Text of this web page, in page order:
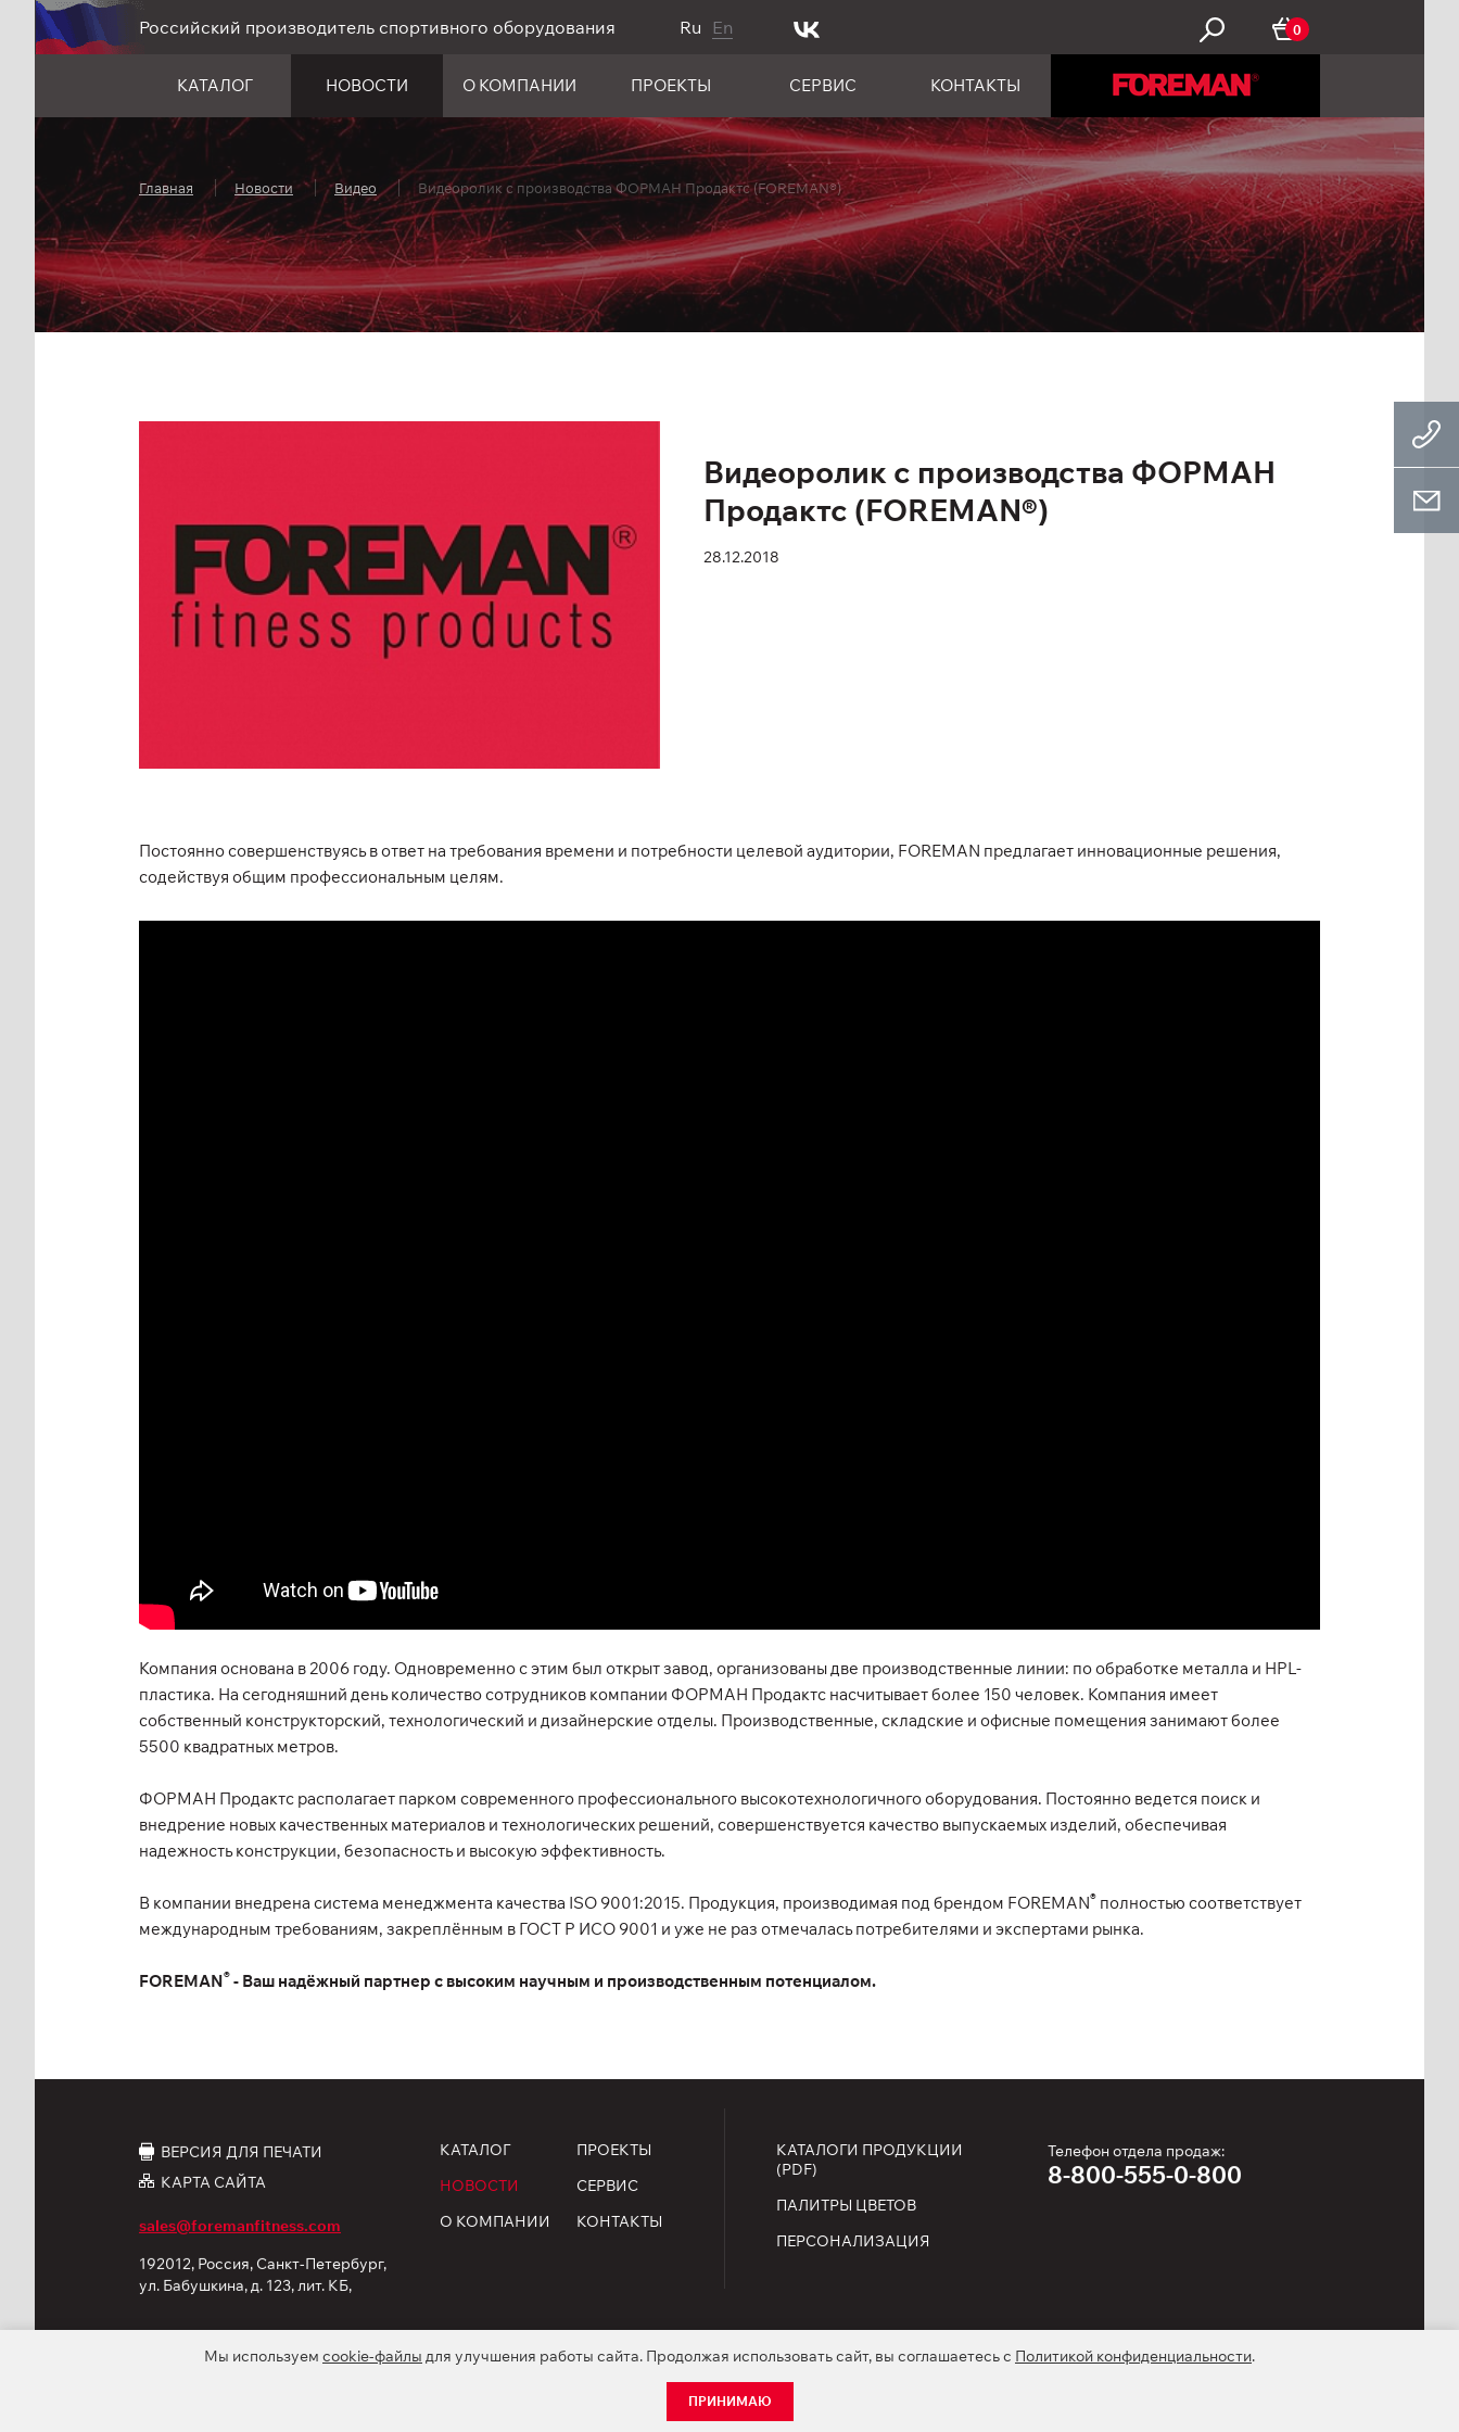
Российский производитель спортивного оборудования Ru En 0
КАТАЛОГ НОВОСТИ О КОМПАНИИ ПРОЕКТЫ СЕРВИС КОНТАКТЫ
Главная Новости Видео Видеоролик с производства ФОРМАН Продактс (FOREMAN®)
Видеоролик с производства ФОРМАН
Продактс (FOREMAN®)
28.12.2018
Постоянно совершенствуясь в ответ на требования времени и потребности целевой аудитории, FOREMAN предлагает инновационные решения,
содействуя общим профессиональным целям.
Компания основана в 2006 году. Одновременно с этим был открыт завод, организованы две производственные линии: по обработке металла и HPL-
пластика. На сегодняшний день количество сотрудников компании ФОРМАН Продактс насчитывает более 150 человек. Компания имеет
собственный конструкторский, технологический и дизайнерские отделы. Производственные, складские и офисные помещения занимают более
5500 квадратных метров.
ФОРМАН Продактс располагает парком современного профессионального высокотехнологичного оборудования. Постоянно ведется поиск и
внедрение новых качественных материалов и технологических решений, совершенствуется качество выпускаемых изделий, обеспечивая
надежность конструкции, безопасность и высокую эффективность.
В компании внедрена система менеджмента качества ISO 9001:2015. Продукция, производимая под брендом FOREMAN® полностью соответствует
международным требованиям, закреплённым в ГОСТ Р ИСО 9001 и уже не раз отмечалась потребителями и экспертами рынка.
FOREMAN® - Ваш надёжный партнер с высоким научным и производственным потенциалом.
ВЕРСИЯ ДЛЯ ПЕЧАТИ
КАРТА САЙТА
sales@foremanfitness.com
192012, Россия, Санкт-Петербург,
ул. Бабушкина, д. 123, лит. КБ,
КАТАЛОГ
НОВОСТИ
О КОМПАНИИ
ПРОЕКТЫ
СЕРВИС
КОНТАКТЫ
КАТАЛОГИ ПРОДУКЦИИ
(PDF)
ПАЛИТРЫ ЦВЕТОВ
ПЕРСОНАЛИЗАЦИЯ
Телефон отдела продаж:
8-800-555-0-800
© 2026 ООО «ФОРМАН Продактс». Все права защищены.
Cогласие на обработку персональных данных
Мы используем cookie-файлы для улучшения работы сайта. Продолжая использовать сайт, вы соглашаетесь с Политикой конфиденциальности.
ПРИНИМАЮ